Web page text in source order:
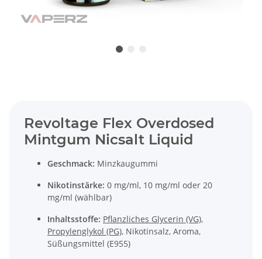
Revoltage Flex Overdosed
Mintgum Nicsalt Liquid
Geschmack: Minzkaugummi
Nikotinstärke: 0 mg/ml, 10 mg/ml oder 20
mg/ml (wählbar)
Inhaltsstoffe: Pflanzliches Glycerin (VG),
Propylenglykol (PG), Nikotinsalz, Aroma,
Süßungsmittel (E955)